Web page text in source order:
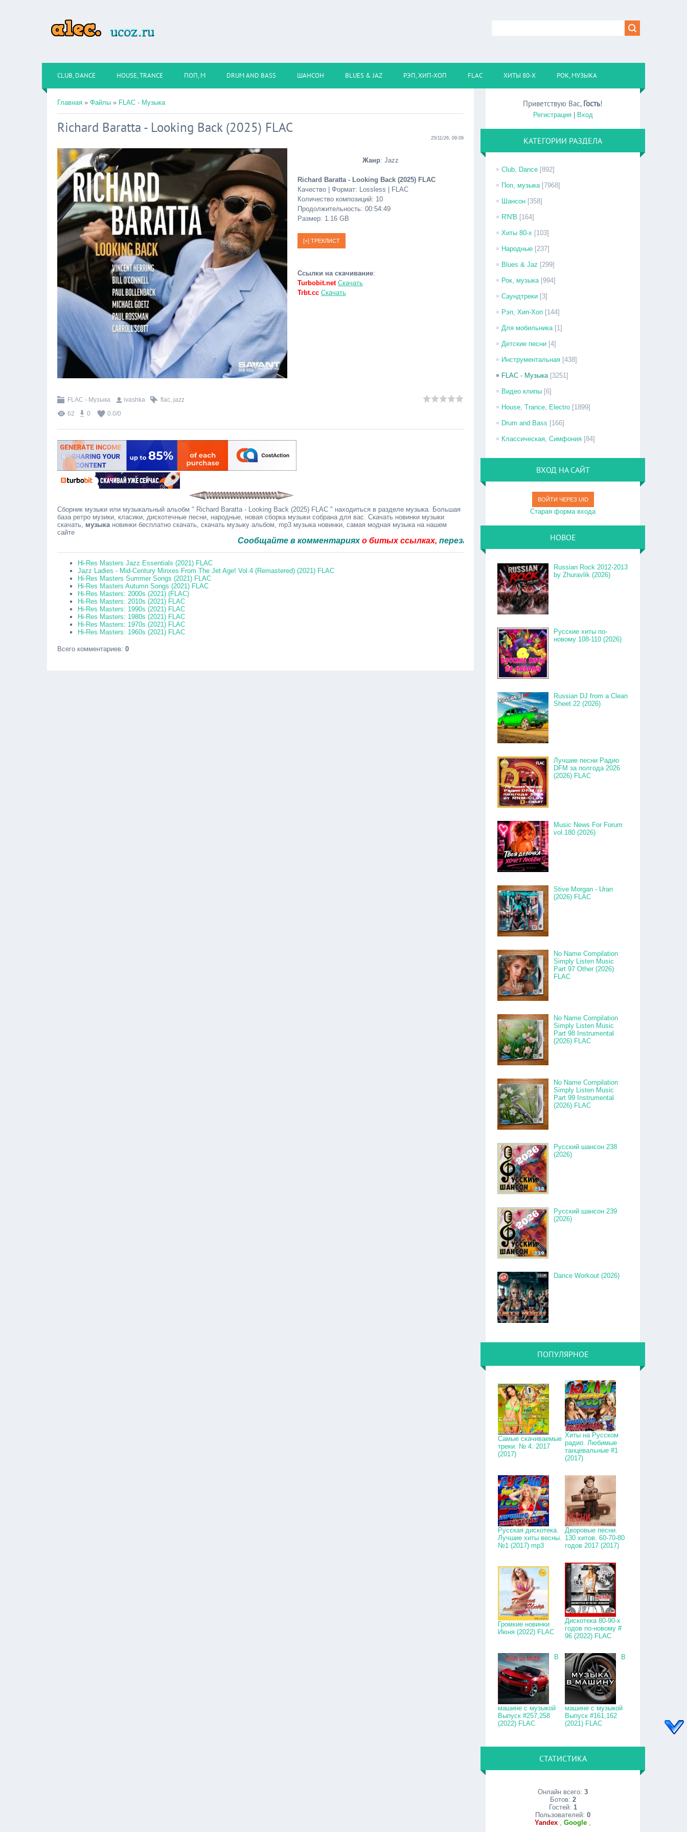
CLUB, DANCE HOUSE, TRANCE ПОП, М DRUM AND BASS ШАНСОН BLUES & JAZ РЭП, ХИП-ХОП FLAC ХИТЫ 80-Х РОК, МУЗЫКА
Главная » Файлы » FLAC - Музыка
Richard Baratta - Looking Back (2025) FLAC
25/11/26, 09:09
Жанр: Jazz
Richard Baratta - Looking Back (2025) FLAC
Качество | Формат: Lossless | FLAC
Количество композиций: 10
Продолжительность: 00:54:49
Размер: 1.16 GB
Ссылки на скачивание:
Turbobit.net Скачать
Trbt.cc Скачать
FLAC - Музыка ivashka flac, jazz
62
0 0.0/0
Сборник музыки или музыкальный альобм " Richard Baratta - Looking Back (2025) FLAC " находиться в разделе музыка. Большая
база ретро музики, класики, дискотечные песни, народные, новая сборка музыки собрана для вас. Скачать новинки музыки
скачать, музыкановинки бесплатно скачать, скачать музыку альбом, mp3 музыка новинки, самая модная музыка на нашем
сайте
Сообщайте в комментарияхо битых ссылках,перезальём быстро.
Hi-Res Masters Jazz Essentials (2021) FLAC
Jazz Ladies - Mid-Century Minxes From The Jet Age! Vol.4 (Remastered) (2021) FLAC
Hi-Res Masters Summer Songs (2021) FLAC
Hi-Res Masters Autumn Songs (2021) FLAC
Hi-Res Masters: 2000s (2021) (FLAC)
Hi-Res Masters: 2010s (2021) FLAC
Hi-Res Masters: 1990s (2021) FLAC
Hi-Res Masters: 1980s (2021) FLAC
Hi-Res Masters: 1970s (2021) FLAC
Hi-Res Masters: 1960s (2021) FLAC
Всего комментариев: 0
Приветствую Вас, Гость!
Регистрация| Вход
КАТЕГОРИИ РАЗДЕЛА
Club, Dance [892]
Поп, музыка [7968]
Шансон [358]
R'N'B [164]
Хиты 80-х [103]
Народные [237]
Blues & Jaz [299]
Рок, музыка [994]
Саундтреки [3]
Рэп, Хип-Хоп [144]
Для мобильника [1]
Детские песни [4]
Инструментальная [438]
FLAC - Музыка [3251]
Видео клипы [6]
House, Trance, Electro [1899]
Drum and Bass [166]
Классическая, Симфония [84]
ВХОД НА САЙТ
ВОЙТИ ЧЕРЕЗ UID
Старая форма входа
НОВОЕ
Russian Rock 2012-2013
by Zhuravlik (2026)
Русские хиты по-
новому 108-110 (2026)
Russian DJ from a Clean
Sheet 22 (2026)
Лучшие песни Радио
DFM за полгода 2026
(2026) FLAC
Music News For Forum
vol.180 (2026)
Stive Morgan - Uran
(2026) FLAC
No Name Compilation
Simply Listen Music
Part 97 Other (2026)
FLAC
No Name Compilation
Simply Listen Music
Part 98 Instrumental
(2026) FLAC
No Name Compilation
Simply Listen Music
Part 99 Instrumental
(2026) FLAC
Русский шансон 238
(2026)
Русский шансон 239
(2026)
Dance Workout (2026)
ПОПУЛЯРНОЕ
Самые скачиваемые
треки. № 4. 2017
(2017)
Хиты на Русском
радио. Любимые
танцевальные #1
(2017)
Русская дискотека.
Лучшие хиты весны.
№1 (2017) mp3
Дворовые песни.
130 хитов. 60-70-80
годов 2017 (2017)
Громкие новинки
Июня (2022) FLAC
Дискотека 80-90-х
годов по-новому #
96 (2022) FLAC
В
машине с музыкой
Выпуск #257,258
(2022) FLAC
В
машине с музыкой
Выпуск #161,162
(2021) FLAC
СТАТИСТИКА
Онлайн всего:3
Ботов: 2
Гостей: 1
Пользователей:0
Yandex ,Google ,